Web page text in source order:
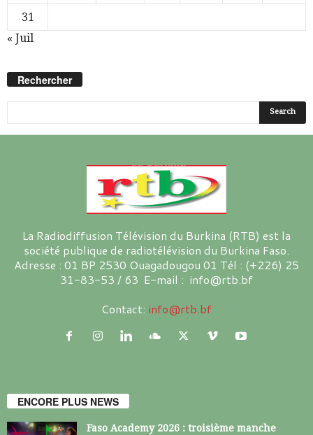
31
« Juil
Rechercher
La Radiodiffusion Télévision du Burkina (RTB) est la
société publique de radiotélévision du Burkina Faso.
Adresse : 01 BP 2530 Ouagadougou 01 Tél : (+226) 25
31-83-53 / 63 E-mail : info@rtb.bf
Contact: info@rtb.bf
ENCORE PLUS NEWS
Faso Academy 2026 : troisième manche